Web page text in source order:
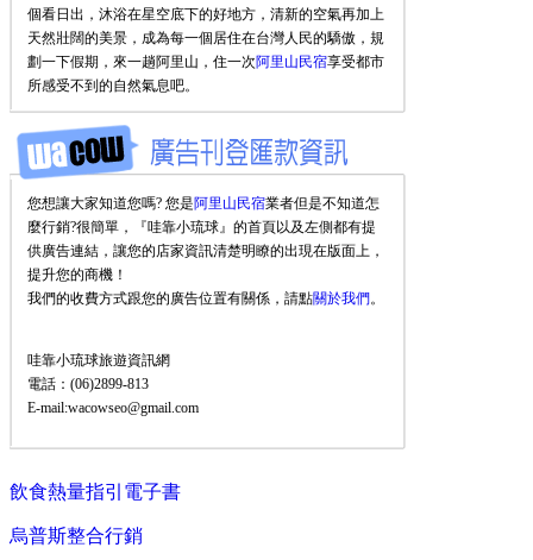
個看日出，沐浴在星空底下的好地方，清新的空氣再加上
天然壯闊的美景，成為每一個居住在台灣人民的驕傲，規
劃一下假期，來一趟阿里山，住一次阿里山民宿享受都市
所感受不到的自然氣息吧。
您想讓大家知道您嗎? 您是阿里山民宿業者但是不知道怎
麼行銷?很簡單，『哇靠小琉球』的首頁以及左側都有提
供廣告連結，讓您的店家資訊清楚明瞭的出現在版面上，
提升您的商機！
我們的收費方式跟您的廣告位置有關係，請點關於我們。
哇靠小琉球旅遊資訊網
電話：(06)2899-813
E-mail:wacowseo@gmail.com
飲食熱量指引電子書
烏普斯整合行銷